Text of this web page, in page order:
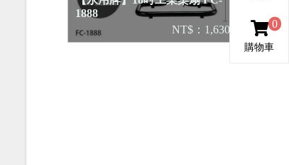
1888
NT$：1,630
0
購物車